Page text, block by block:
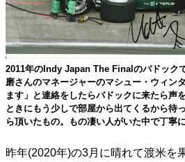
2011年のIndy Japan The Finalのパドック
磨さんのマネージャーのマシュー・ウィン
ます」と連絡をしたらパドックに来たら声
ときにもう少しで部屋から出てくるから待
ら頂いたもの。もの凄い人がいた中で丁寧
昨年(2020年)の3月に晴れて渡米を